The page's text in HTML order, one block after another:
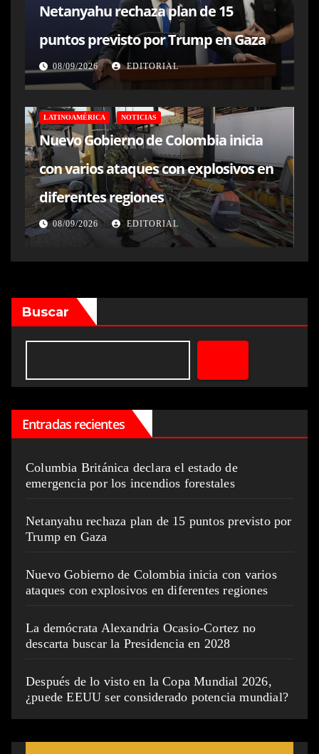
Netanyahu rechaza plan de 15
puntos previsto por Trump en Gaza
08/09/2026 EDITORIAL
LATINOAMÉRICA NOTICIAS
Nuevo Gobierno de Colombia inicia
con varios ataques con explosivos en
diferentes regiones
08/09/2026 EDITORIAL
Buscar
Entradas recientes
Columbia Británica declara el estado de
emergencia por los incendios forestales
Netanyahu rechaza plan de 15 puntos previsto por
Trump en Gaza
Nuevo Gobierno de Colombia inicia con varios
ataques con explosivos en diferentes regiones
La demócrata Alexandria Ocasio-Cortez no
descarta buscar la Presidencia en 2028
Después de lo visto en la Copa Mundial 2026,
¿puede EEUU ser considerado potencia mundial?